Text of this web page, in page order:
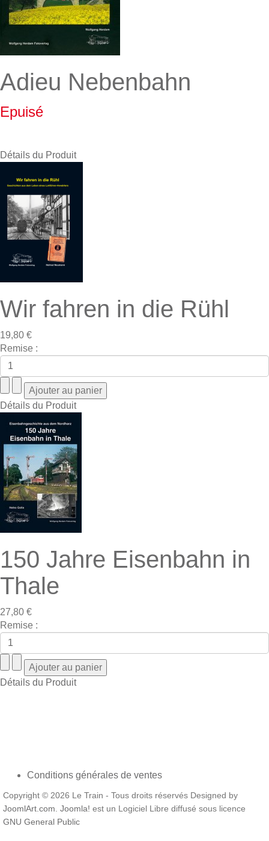
Adieu Nebenbahn
Epuisé
Détails du Produit
Wir fahren in die Rühl
19,80 €
Remise :
Détails du Produit
150 Jahre Eisenbahn in
Thale
27,80 €
Remise :
Détails du Produit
Conditions générales de ventes
Copyright © 2026 Le Train - Tous droits réservés Designed by
JoomlArt.com. Joomla! est un Logiciel Libre diffusé sous licence
GNU General Public